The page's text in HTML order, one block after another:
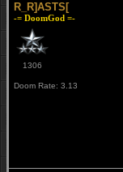
R_R]ASTS[
-= DoomGod =-
1306
Doom Rate: 3.13